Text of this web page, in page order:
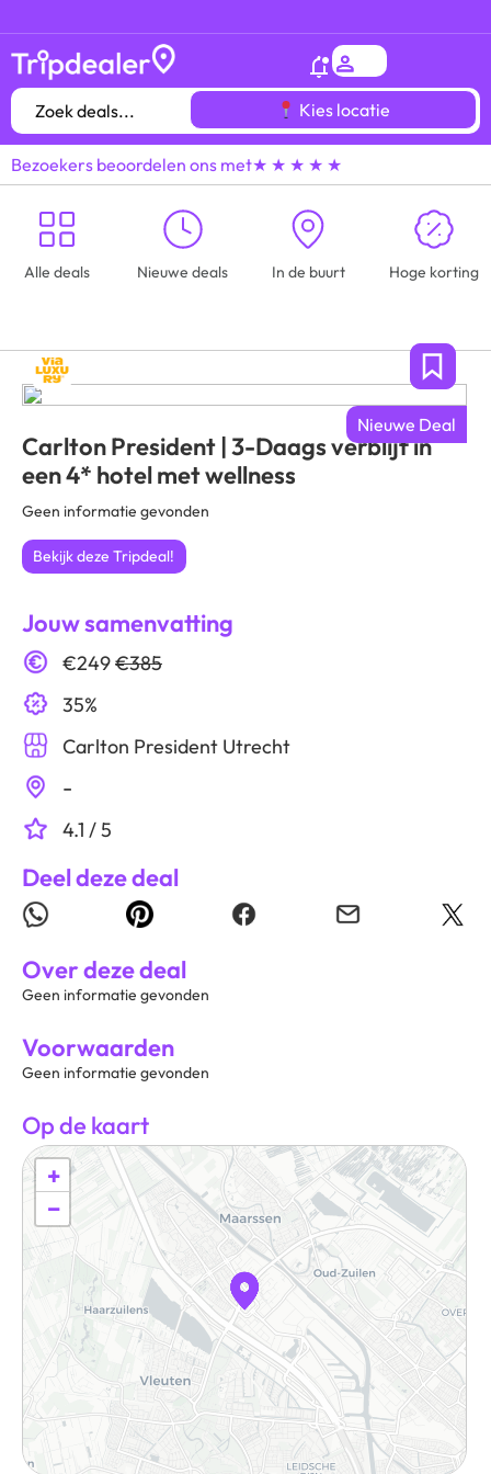
Hetgróótste voordeeluitjes overzichtvan heel
Kies locatie
Bezoekers beoordelen ons met★ ★ ★ ★ ★
Alle deals Nieuwe deals In de buurt Hoge korting
Nieuwe Deal
Carlton President | 3-Daags verblijf in
een 4* hotel met wellness
Geen informatie gevonden
Bekijk deze Tripdeal!
Jouw samenvatting
€249€385
35%
Carlton President Utrecht
-
4.1 / 5
Deel deze deal
Over deze deal
Geen informatie gevonden
Voorwaarden
Geen informatie gevonden
Op de kaart
+
−